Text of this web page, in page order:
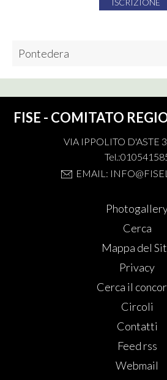
Pontedera
FISE - COMITATO
VIA IPPOLITO D'ASTE
EMAIL:
Cerca
Mappa del
Privacy
Cerca il
Circoli
Contatti
Feed rss
Webmail